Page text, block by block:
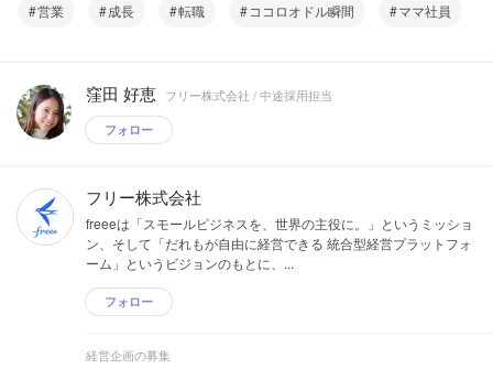
営業 成長 転職 ココロオドル瞬間 ママ社員
窪田 好恵 フリー株式会社 / 中途採用担当
フォロー
フリー株式会社
freeeは「スモールビジネスを、世界の主役に。」というミッショ
ン、そして「だれもが自由に経営できる 統合型経営プラットフォ
ーム」というビジョンのもとに、...
フォロー
経営企画の募集